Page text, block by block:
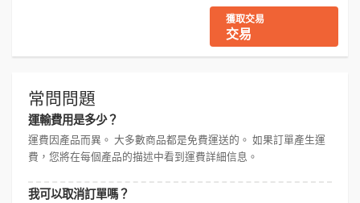
獲取交易
交易
常問問題
運輸費用是多少？
運費因產品而異。 大多數商品都是免費運送的。 如果訂單產生運
費，您將在每個產品的描述中看到運費詳細信息。
我可以取消訂單嗎？